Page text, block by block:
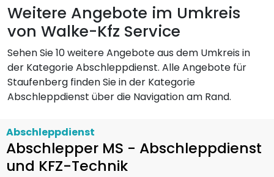
Weitere Angebote im Umkreis
von Walke-Kfz Service
Sehen Sie 10 weitere Angebote aus dem Umkreis in
der Kategorie Abschleppdienst. Alle Angebote für
Staufenberg finden Sie in der Kategorie
Abschleppdienst über die Navigation am Rand.
Abschleppdienst
Abschlepper MS - Abschleppdienst
und KFZ-Technik